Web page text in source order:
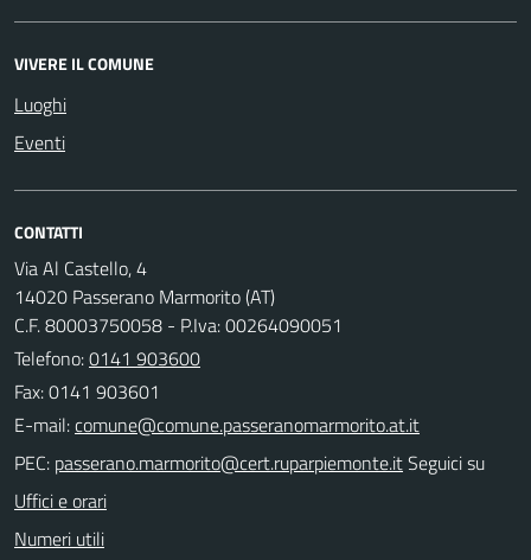
VIVERE IL COMUNE
Luoghi
Eventi
CONTATTI
Via Al Castello, 4
14020 Passerano Marmorito (AT)
C.F. 80003750058 - P.Iva: 00264090051
Telefono:0141 903600
Fax: 0141 903601
E-mail:
PEC:
Seguici su
Uffici e orari
Numeri utili